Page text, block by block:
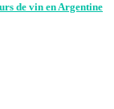
de vin en Argentine